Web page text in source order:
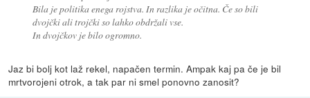
Bila je politika enega rojstva. In razlika je očitna. Če so bili
dvojčki ali trojčki so lahko obdržali vse.
In dvojčkov je bilo ogromno.
Jaz bi bolj kot laž rekel, napačen termin. Ampak kaj pa če je bil
mrtvorojeni otrok, a tak par ni smel ponovno zanosit?